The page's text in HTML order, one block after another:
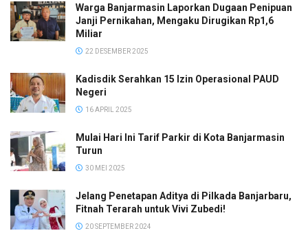
Warga Banjarmasin Laporkan Dugaan Penipuan
Janji Pernikahan, Mengaku Dirugikan Rp1,6
Miliar
22 DESEMBER 2025
Kadisdik Serahkan 15 Izin Operasional PAUD
Negeri
16 APRIL 2025
Mulai Hari Ini Tarif Parkir di Kota Banjarmasin
Turun
30 MEI 2025
Jelang Penetapan Aditya di Pilkada Banjarbaru,
Fitnah Terarah untuk Vivi Zubedi!
20 SEPTEMBER 2024